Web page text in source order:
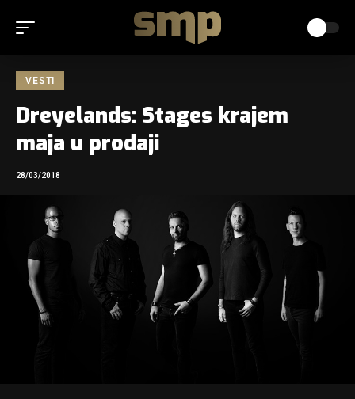
VESTI
Dreyelands: Stages krajem
maja u prodaji
28/03/2018